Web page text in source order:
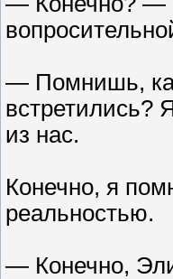
— Помнишь,
встретились?
из нас.
Конечно, я
реальностью.
— Конечно,